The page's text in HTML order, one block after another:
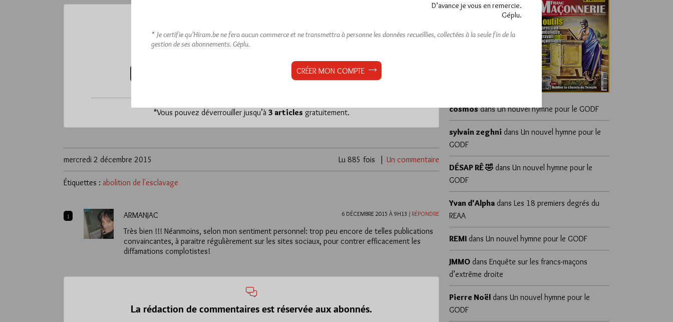
Ce contenu est réservé aux abonnés.
Pour accéder à cet article, vous pouvez choisir de :
LE DÉVERROUILLERGRATUITEMENT*
*Vous pouvez déverrouiller jusqu’à 3 articles gratuitement.
mercredi 2 décembre 2015 Un commentaire
Lu 885 fois
Étiquettes : abolition de l'esclavage
1 ARMANJAC 6 DÉCEMBRE 2015 À 9H13 / RÉPONDRE
Très bien !!! Néanmoins, selon mon sentiment personnel: trop peu encore de telles publications
convaincantes, à paraitre régulièrement sur les sites sociaux, pour contrer efficacement les
diffamations complotistes!
La rédaction de commentaires est réservée aux abonnés.
cosmosdansUn nouvel hymne pour le GODF
sylvain zeghni dans Un nouvel hymne pour le
GODF
DÉSAP RÊ 🤣 dans Un nouvel hymne pour le
GODF
Yvan d'Alpha dans Les 18 premiers degrés du
REAA
REMI dans Un nouvel hymne pour le GODF
JMMO dans Enquête sur les francs-maçons
d’extrême droite
Pierre Noël dans Un nouvel hymne pour le
GODF
D’avance je vous en remercie.
Géplu.
* Je certifie qu’Hiram.be ne fera aucun commerce et ne transmettra à personne les données recueillies, collectées à la seule fin de la
gestion de ses abonnements. Géplu.
CRÉER MON COMPTE